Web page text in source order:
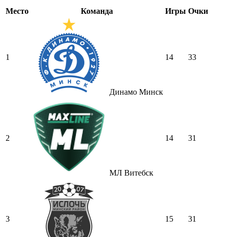
Место Команда Игры Очки
1
Динамо Минск
14 33
2
МЛ Витебск
14 31
3 15 31